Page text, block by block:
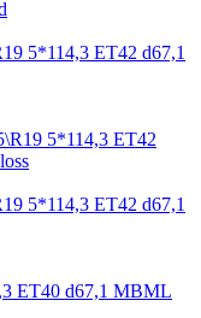
5*114,3 ET42 d67,1
5*114,3 ET42 d67,1